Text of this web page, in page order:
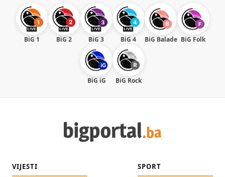
BiG 1 BiG 2 BiG 3 BiG 4 BiG Balade BiG Folk
BiG iG BiG Rock
VIJESTI SPORT